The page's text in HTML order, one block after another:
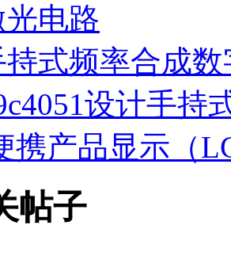
电路
持式频率合成
设计手持
携产品显示（
帖子